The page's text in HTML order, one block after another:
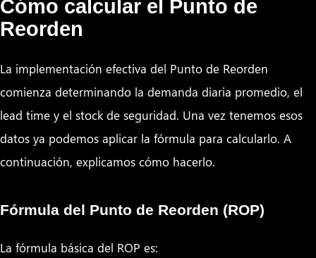
Cómo calcular el Punto de
Reorden
La implementación efectiva del Punto de Reorden
comienza determinando la demanda diaria promedio, el
lead time y el stock de seguridad. Una vez tenemos esos
datos ya podemos aplicar la fórmula para calcularlo. A
continuación, explicamos cómo hacerlo.
Fórmula del Punto de Reorden (ROP)
La fórmula básica del ROP es: